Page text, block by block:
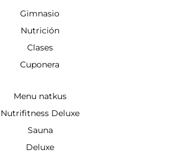
Gimnasio
Nutrición
Clases
Cuponera
Menu natkus
Nutrifitness Deluxe
Sauna
Deluxe